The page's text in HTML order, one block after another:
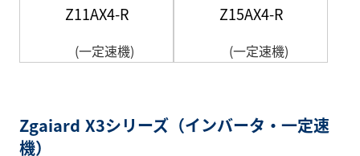
Z11AX4-R
(一定速機)
Z15AX4-R
(一定速機)
Zgaiard X3シリーズ（インバータ・一定速
機）